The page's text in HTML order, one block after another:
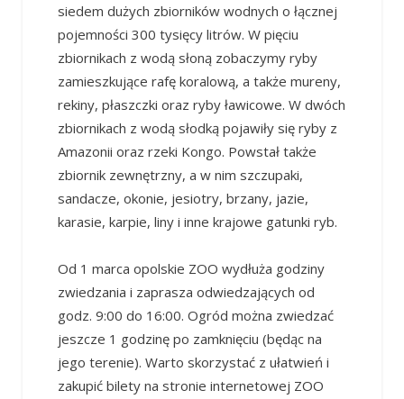
siedem dużych zbiorników wodnych o łącznej
pojemności 300 tysięcy litrów. W pięciu
zbiornikach z wodą słoną zobaczymy ryby
zamieszkujące rafę koralową, a także mureny,
rekiny, płaszczki oraz ryby ławicowe. W dwóch
zbiornikach z wodą słodką pojawiły się ryby z
Amazonii oraz rzeki Kongo. Powstał także
zbiornik zewnętrzny, a w nim szczupaki,
sandacze, okonie, jesiotry, brzany, jazie,
karasie, karpie, liny i inne krajowe gatunki ryb.
Od 1 marca opolskie ZOO wydłuża godziny
zwiedzania i zaprasza odwiedzających od
godz. 9:00 do 16:00. Ogród można zwiedzać
jeszcze 1 godzinę po zamknięciu (będąc na
jego terenie). Warto skorzystać z ułatwień i
zakupić bilety na stronie internetowej ZOO